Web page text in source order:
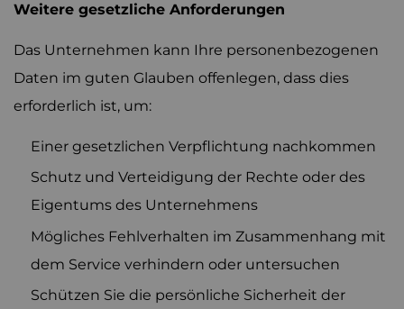
Weitere gesetzliche Anforderungen
Das Unternehmen kann Ihre personenbezogenen
Daten im guten Glauben offenlegen, dass dies
erforderlich ist, um:
Einer gesetzlichen Verpflichtung nachkommen
Schutz und Verteidigung der Rechte oder des
Eigentums des Unternehmens
Mögliches Fehlverhalten im Zusammenhang mit
dem Service verhindern oder untersuchen
Schützen Sie die persönliche Sicherheit der